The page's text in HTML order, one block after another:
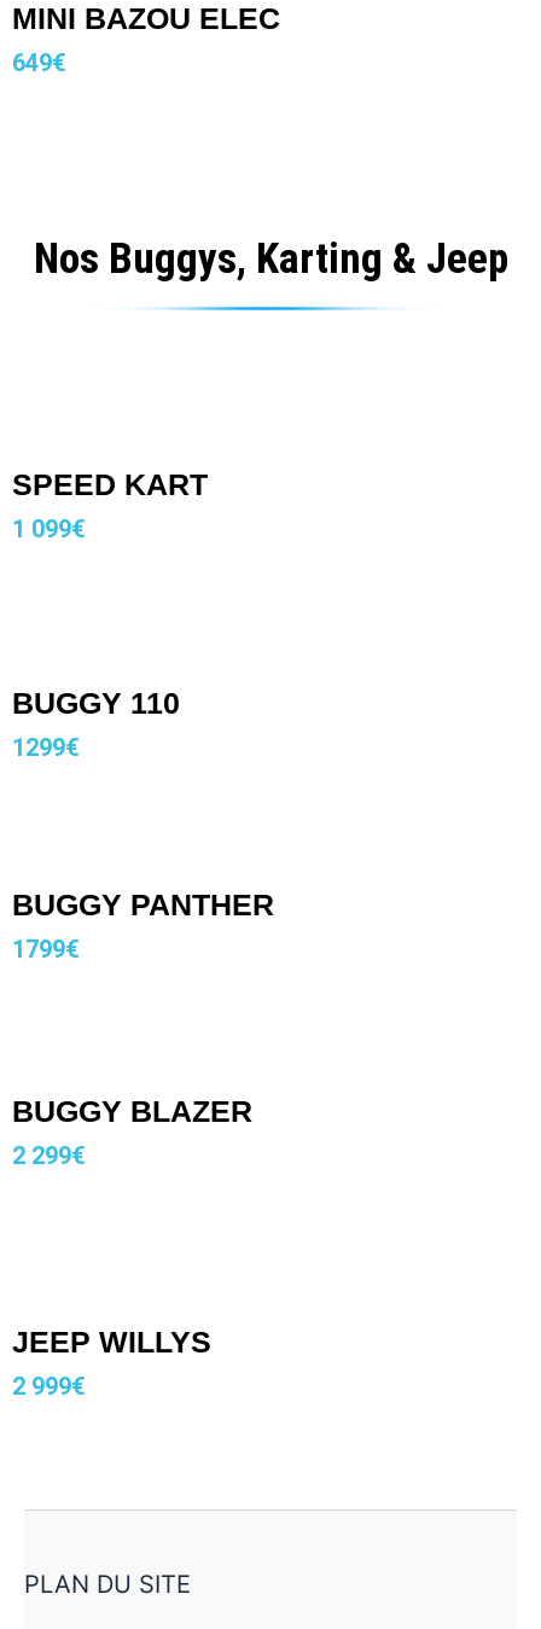
MINI BAZOU ELEC
649€
Nos Buggys, Karting & Jeep
SPEED KART
1 099€
BUGGY 110
1299€
BUGGY PANTHER
1799€
BUGGY BLAZER
2 299€
JEEP WILLYS
2 999€
PLAN DU SITE